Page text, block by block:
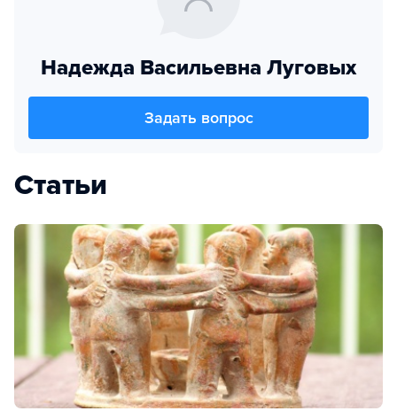
Надежда Васильевна Луговых
Задать вопрос
Статьи